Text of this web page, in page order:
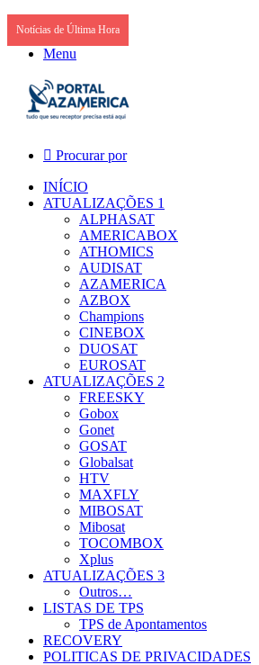
Notícias de Última Hora
Menu
Procurar por
INÍCIO
ATUALIZAÇÕES 1
ALPHASAT
AMERICABOX
ATHOMICS
AUDISAT
AZAMERICA
AZBOX
Champions
CINEBOX
DUOSAT
EUROSAT
ATUALIZAÇÕES 2
FREESKY
Gobox
Gonet
GOSAT
Globalsat
HTV
MAXFLY
MIBOSAT
Mibosat
TOCOMBOX
Xplus
ATUALIZAÇÕES 3
Outros…
LISTAS DE TPS
TPS de Apontamentos
RECOVERY
POLITICAS DE PRIVACIDADES